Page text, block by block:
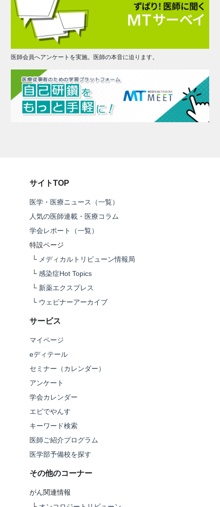
医師会員へアンケートを実施。医師の本音に迫ります。
サイトTOP
医学・医療ニュース（一覧）
人気の医師連載・医療コラム
学会レポート（一覧）
特設ページ
└ メディカルトリビューン情報局
└ 感染症Hot Topics
└ 新薬エクスプレス
└ ウェビナーアーカイブ
サービス
マイページ
eディテール
セミナー（カレンダー）
アンケート
学会カレンダー
エビでやんす
キーワード検索
医師ご紹介プログラム
医学部予備校を探す
その他のコーナー
がん関連情報